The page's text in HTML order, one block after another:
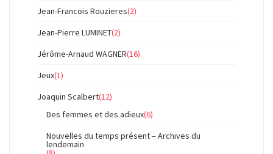
Jean-Francois Rouzieres(2)
Jean-Pierre LUMINET(2)
Jérôme-Arnaud WAGNER(16)
Jeux(1)
Joaquin Scalbert(12)
Des femmes et des adieux(6)
Nouvelles du temps présent – Archives du
lendemain